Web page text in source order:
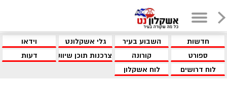
חדשות השבוע בעיר גלי אשקלונט
וידאו
ספורט
קורונה צרכנות תוכן שיווקי
דעות
לוח דרושים
לוח אשקלון